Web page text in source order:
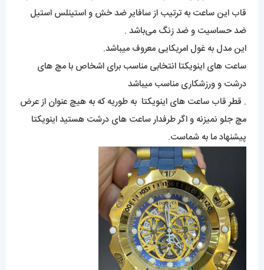
قاب این ساعت به ترتیب از سافایر ضد خش و استینلس استیل
ضد حساسیت و ضد زنگ می‌باشد .
این مدل به غول امریکایی معروف میباشد.
ساعت های اینویکتا انتخابی مناسب برای اشخاص با مچ های
درشت و ورزشکاری مناسب میباشد
. قطر قاب ساعت های اینویکتا به طوریه که به هیچ عنوان از عرض
مچ جلو نمیزنه و اگر طرفدار ساعت های درشت هستید اینویکتا
پیشنهاد ما به شماست.